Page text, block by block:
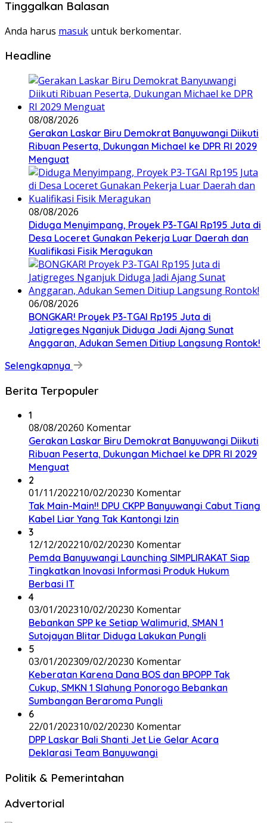
Tinggalkan Balasan
Anda harus masuk untuk berkomentar.
Headline
08/08/2026
Gerakan Laskar Biru Demokrat Banyuwangi Diikuti
Ribuan Peserta, Dukungan Michael ke DPR RI 2029
Menguat
08/08/2026
Diduga Menyimpang, Proyek P3-TGAI Rp195 Juta di
Desa Loceret Gunakan Pekerja Luar Daerah dan
Kualifikasi Fisik Meragukan
06/08/2026
BONGKAR! Proyek P3-TGAI Rp195 Juta di
Jatigreges Nganjuk Diduga Jadi Ajang Sunat
Anggaran, Adukan Semen Ditiup Langsung Rontok!
Selengkapnya
Berita Terpopuler
1
08/08/20260 Komentar
Gerakan Laskar Biru Demokrat Banyuwangi Diikuti
Ribuan Peserta, Dukungan Michael ke DPR RI 2029
Menguat
2
01/11/202210/02/20230 Komentar
Tak Main-Main!! DPU CKPP Banyuwangi Cabut Tiang
Kabel Liar Yang Tak Kantongi Izin
3
12/12/202210/02/20230 Komentar
Pemda Banyuwangi Launching SIMPLIRAKAT Siap
Tingkatkan Inovasi Informasi Produk Hukum
Berbasi IT
4
03/01/202310/02/20230 Komentar
Bebankan SPP ke Setiap Walimurid, SMAN 1
Sutojayan Blitar Diduga Lakukan Pungli
5
03/01/202309/02/20230 Komentar
Keberatan Karena Dana BOS dan BPOPP Tak
Cukup, SMKN 1 Slahung Ponorogo Bebankan
Sumbangan Beraroma Pungli
6
22/01/202310/02/20230 Komentar
DPP Laskar Bali Shanti Jet Lie Gelar Acara
Deklarasi Team Banyuwangi
Politik & Pemerintahan
Advertorial